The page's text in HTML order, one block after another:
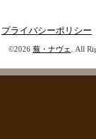
プライバシーポリシー
©2026 蕪・ナヴェ . All